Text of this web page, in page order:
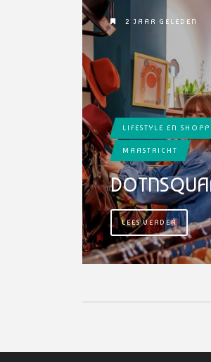
2 JAAR GELEDEN
LIFESTYLE EN
MAASTRICHT
LEES VERDER